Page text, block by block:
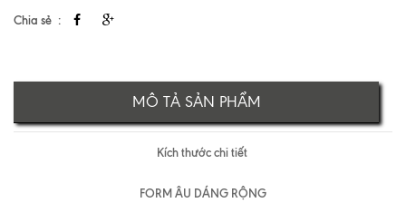
Chia sẻ
MÔ TẢ SẢN PHẨM
Kích thước chi tiết
FORM ÂU DÁNG RỘNG